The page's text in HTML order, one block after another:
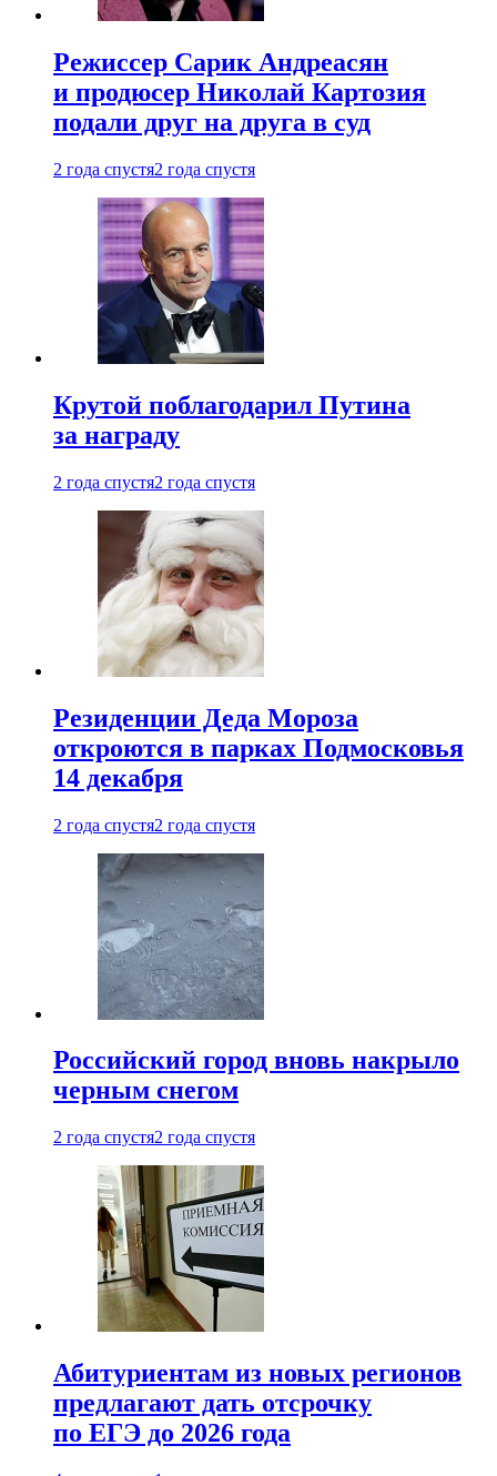
Режиссер Сарик Андреасян
и продюсер Николай Картозия
подали друг на друга в суд
2 года спустя2 года спустя
Крутой поблагодарил Путина
за награду
2 года спустя2 года спустя
Резиденции Деда Мороза
откроются в парках Подмосковья
14 декабря
2 года спустя2 года спустя
Российский город вновь накрыло
черным снегом
2 года спустя2 года спустя
Абитуриентам из новых регионов
предлагают дать отсрочку
по ЕГЭ до 2026 года